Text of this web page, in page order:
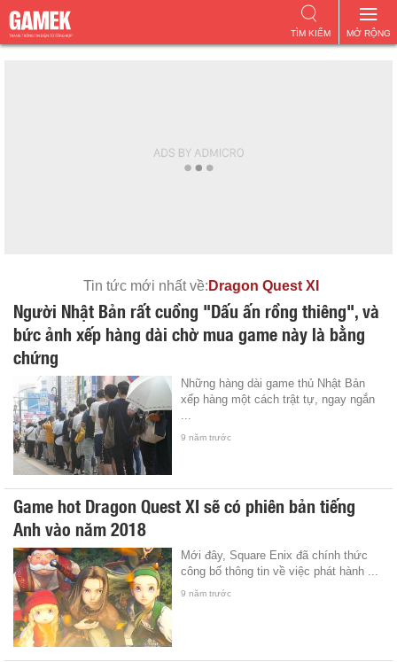
MỞ RỘNG
TÌM KIẾM
Tin tức mới nhất về: Dragon Quest XI
Người Nhật Bản rất cuồng "Dấu ấn rồng thiêng", và
bức ảnh xếp hàng dài chờ mua game này là bằng
chứng
Những hàng dài game thủ Nhật Bản
xếp hàng một cách trật tự, ngay ngắn
...
9 năm trước
Game hot Dragon Quest XI sẽ có phiên bản tiếng
Anh vào năm 2018
Mới đây, Square Enix đã chính thức
công bố thông tin về việc phát hành ...
9 năm trước